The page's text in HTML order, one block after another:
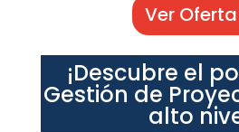
Ver Oferta
¡Descubre el
Gestión de
alto